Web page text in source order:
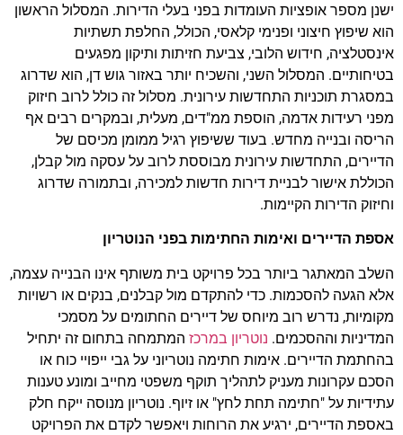
ישנן מספר אופציות העומדות בפני בעלי הדירות. המסלול הראשון
הוא שיפוץ חיצוני ופנימי קלאסי, הכולל, החלפת תשתיות
אינסטלציה, חידוש הלובי, צביעת חזיתות ותיקון מפגעים
בטיחותיים. המסלול השני, והשכיח יותר באזור גוש דן, הוא שדרוג
במסגרת תוכניות התחדשות עירונית. מסלול זה כולל לרוב חיזוק
מפני רעידות אדמה, הוספת ממ"דים, מעלית, ובמקרים רבים אף
הריסה ובנייה מחדש. בעוד ששיפוץ רגיל ממומן מכיסם של
הדיירים, התחדשות עירונית מבוססת לרוב על עסקה מול קבלן,
הכוללת אישור לבניית דירות חדשות למכירה, ובתמורה שדרוג
וחיזוק הדירות הקיימות.
אספת הדיירים ואימות החתימות בפני הנוטריון
השלב המאתגר ביותר בכל פרויקט בית משותף אינו הבנייה עצמה,
אלא הגעה להסכמות. כדי להתקדם מול קבלנים, בנקים או רשויות
מקומיות, נדרש רוב מיוחס של דיירים החתומים על מסמכי
המדיניות וההסכמים. נוטריון במרכז המתמחה בתחום זה יתחיל
בהחתמת הדיירים. אימות חתימה נוטריוני על גבי ייפויי כוח או
הסכם עקרונות מעניק לתהליך תוקף משפטי מחייב ומונע טענות
עתידיות על "חתימה תחת לחץ" או זיוף. נוטריון מנוסה ייקח חלק
באספת הדיירים, ירגיע את הרוחות ויאפשר לקדם את הפרויקט